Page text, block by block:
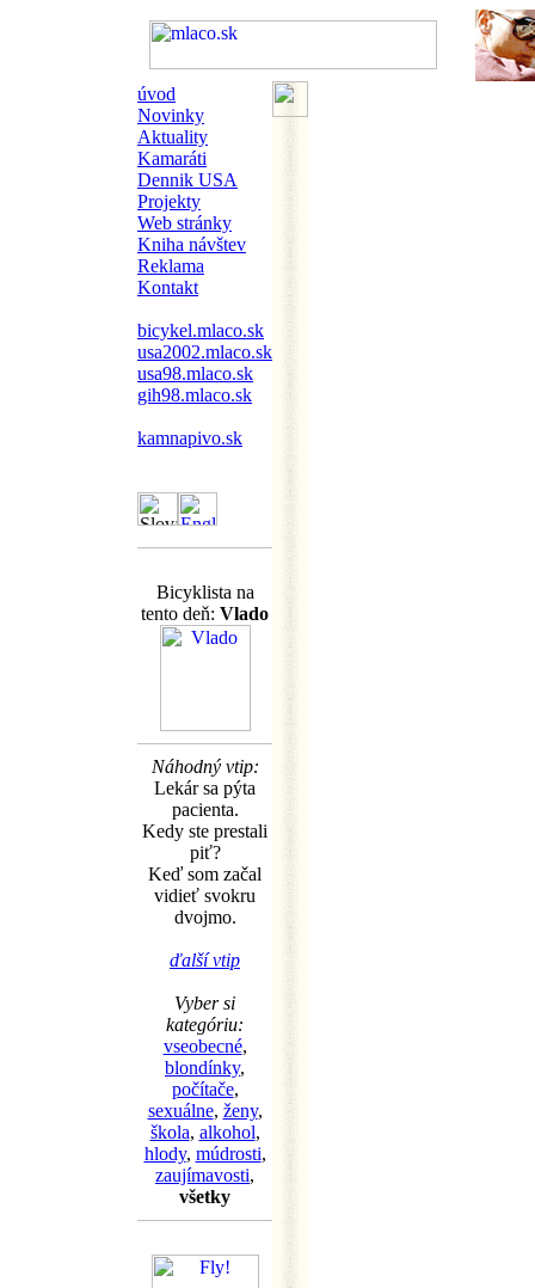
úvod
Novinky
Aktuality
Kamaráti
Dennik USA
Projekty
Web stránky
Kniha návštev
Reklama
Kontakt
bicykel.mlaco.sk
usa2002.mlaco.sk
usa98.mlaco.sk
gih98.mlaco.sk
kamnapivo.sk
Bicyklista na
tento deň: Vlado
Náhodný vtip:
Lekár sa pýta
pacienta.
Kedy ste prestali
piť?
Keď som začal
vidieť svokru
dvojmo.
ďalší vtip
Vyber si
kategóriu:
vseobecné,
blondínky,
počítače,
sexuálne, ženy,
škola, alkohol,
hlody, múdrosti,
zaujímavosti,
všetky